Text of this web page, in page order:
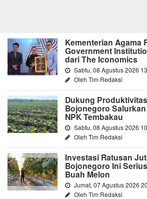
Kementerian Agama
Government
dari The Iconomics
Sabtu, 08 Agustus 2026
Oleh Tim Redaksi
Dukung
Bojonegoro
NPK Tembakau
Sabtu, 08 Agustus 2026
Oleh Tim Redaksi
Investasi Ratusan
Bojonegoro Ini
Buah Melon
Jumat, 07 Agustus 2026
Oleh Tim Redaksi